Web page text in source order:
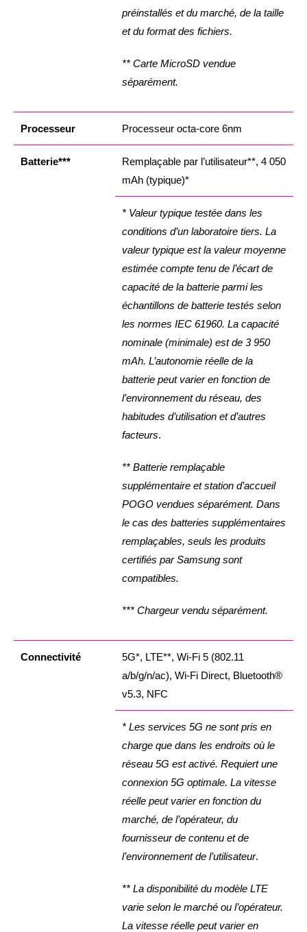
préinstallés et du marché, de la taille
et du format des fichiers.
** Carte MicroSD vendue
séparément.
Processeur Processeur octa-core 6nm
Batterie***
Remplaçable par l’utilisateur**, 4 050
mAh (typique)*
* Valeur typique testée dans les
conditions d’un laboratoire tiers. La
valeur typique est la valeur moyenne
estimée compte tenu de l’écart de
capacité de la batterie parmi les
échantillons de batterie testés selon
les normes IEC 61960. La capacité
nominale (minimale) est de 3 950
mAh. L’autonomie réelle de la
batterie peut varier en fonction de
l’environnement du réseau, des
habitudes d’utilisation et d’autres
facteurs.
** Batterie remplaçable
supplémentaire et station d’accueil
POGO vendues séparément. Dans
le cas des batteries supplémentaires
remplaçables, seuls les produits
certifiés par Samsung sont
compatibles.
*** Chargeur vendu séparément.
Connectivité
5G*, LTE**, Wi-Fi 5 (802.11
a/b/g/n/ac), Wi-Fi Direct, Bluetooth®
v5.3, NFC
* Les services 5G ne sont pris en
charge que dans les endroits où le
réseau 5G est activé. Requiert une
connexion 5G optimale. La vitesse
réelle peut varier en fonction du
marché, de l’opérateur, du
fournisseur de contenu et de
l’environnement de l’utilisateur.
** La disponibilité du modèle LTE
varie selon le marché ou l’opérateur.
La vitesse réelle peut varier en